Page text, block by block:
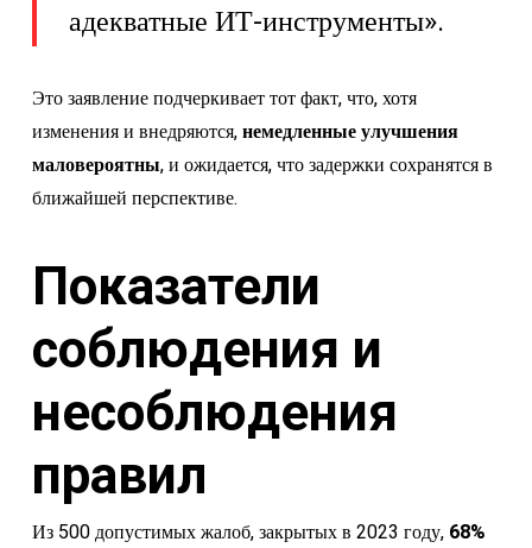
адекватные ИТ-инструменты».
Это заявление подчеркивает тот факт, что, хотя
изменения и внедряются,немедленные улучшения
маловероятны, и ожидается, что задержки сохранятся в
ближайшей перспективе.
Показатели
соблюдения и
несоблюдения
правил
Из 500 допустимых жалоб, закрытых в 2023 году, 68%